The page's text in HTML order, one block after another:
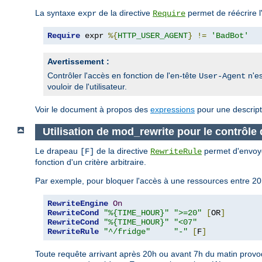
La syntaxe expr de la directive Require permet de réécrire
Require expr %{HTTP_USER_AGENT} != 'BadBot'
Avertissement :
Contrôler l'accès en fonction de l'en-tête User-Agent
vouloir de l'utilisateur.
Voir le document à propos des expressions pour une
Utilisation de mod_rewrite pour le contrôle
Le drapeau [F] de la directive RewriteRule permet
fonction d'un critère arbitraire.
Par exemple, pour bloquer l'accès à une ressources entre
RewriteEngine On
RewriteCond
"%{TIME_HOUR}" ">=20" [OR]
RewriteCond
"%{TIME_HOUR}"
"<07"
RewriteRule
"^/fridge" "-" [F]
Toute requête arrivant après 20h ou avant 7h du matin